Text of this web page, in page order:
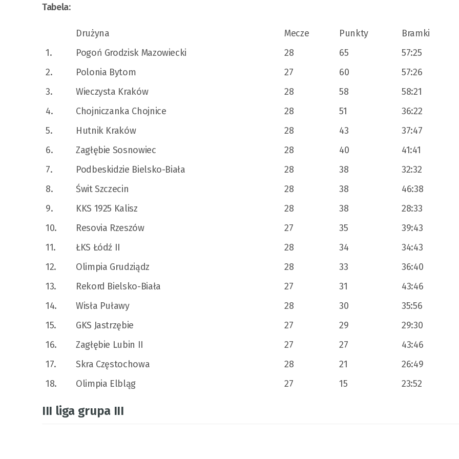
Tabela:
Drużyna Mecze Punkty Bramki
1.
Pogoń Grodzisk Mazowiecki 28 65 57:25
2.
Polonia Bytom 27 60 57:26
3.
Wieczysta Kraków 28 58 58:21
4.
Chojniczanka Chojnice 28 51 36:22
5.
Hutnik Kraków 28 43 37:47
6.
Zagłębie Sosnowiec 28 40 41:41
7.
Podbeskidzie Bielsko-Biała 28 38 32:32
8.
Świt Szczecin 28 38 46:38
9.
KKS 1925 Kalisz 28 38 28:33
10.
Resovia Rzeszów 27 35 39:43
11.
ŁKS Łódź II 28 34 34:43
12.
Olimpia Grudziądz 28 33 36:40
13.
Rekord Bielsko-Biała 27 31 43:46
14.
Wisła Puławy 28 30 35:56
15.
GKS Jastrzębie 27 29 29:30
16.
Zagłębie Lubin II 27 27 43:46
17.
Skra Częstochowa 28 21 26:49
18.
Olimpia Elbląg 27 15 23:52
III liga grupa III